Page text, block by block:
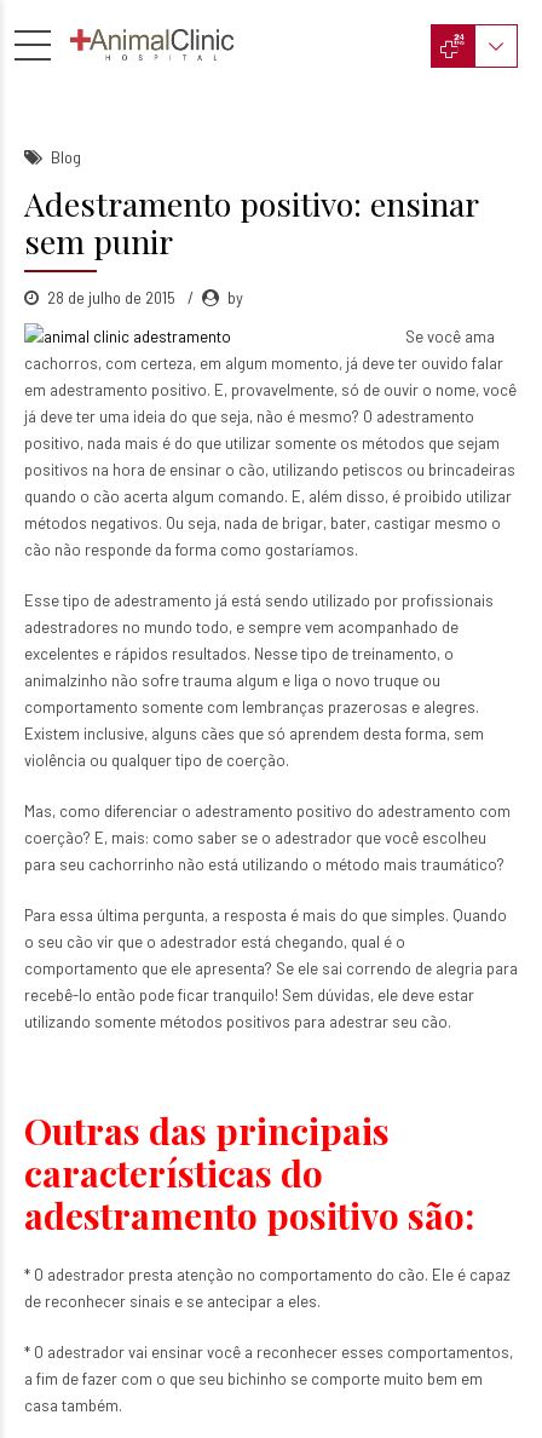
Blog
Adestramento positivo: ensinar
sem punir
28 de julho de 2015 by
Se você ama
cachorros, com certeza, em algum momento, já deve ter ouvido falar
em adestramento positivo. E, provavelmente, só de ouvir o nome, você
já deve ter uma ideia do que seja, não é mesmo? O adestramento
positivo, nada mais é do que utilizar somente os métodos que sejam
positivos na hora de ensinar o cão, utilizando petiscos ou brincadeiras
quando o cão acerta algum comando. E, além disso, é proibido utilizar
métodos negativos. Ou seja, nada de brigar, bater, castigar mesmo o
cão não responde da forma como gostaríamos.
Esse tipo de adestramento já está sendo utilizado por profissionais
adestradores no mundo todo, e sempre vem acompanhado de
excelentes e rápidos resultados. Nesse tipo de treinamento, o
animalzinho não sofre trauma algum e liga o novo truque ou
comportamento somente com lembranças prazerosas e alegres.
Existem inclusive, alguns cães que só aprendem desta forma, sem
violência ou qualquer tipo de coerção.
Mas, como diferenciar o adestramento positivo do adestramento com
coerção? E, mais: como saber se o adestrador que você escolheu
para seu cachorrinho não está utilizando o método mais traumático?
Para essa última pergunta, a resposta é mais do que simples. Quando
o seu cão vir que o adestrador está chegando, qual é o
comportamento que ele apresenta? Se ele sai correndo de alegria para
recebê-lo então pode ficar tranquilo! Sem dúvidas, ele deve estar
utilizando somente métodos positivos para adestrar seu cão.
Outras das principais
características do
adestramento positivo são:
* O adestrador presta atenção no comportamento do cão. Ele é capaz
de reconhecer sinais e se antecipar a eles.
* O adestrador vai ensinar você a reconhecer esses comportamentos,
a fim de fazer com o que seu bichinho se comporte muito bem em
casa também.